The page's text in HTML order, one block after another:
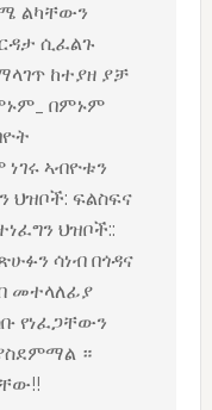
ልካቸውን
ሲፈልጉ
ከተያዘ ያቻ
በምኑም
ኣብዮቱን
ህዝቦች: ፍልስፍና
ህዝቦች::
ሳነብ በጎዳና
መተላለፊያ
የነፈጋቸውን
።